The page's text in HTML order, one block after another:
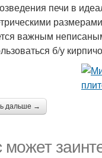
печи в
важным
б/у
дальше →
может